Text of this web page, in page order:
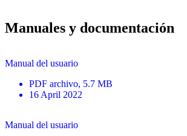
Manuales y documentación
Manual del usuario
PDF archivo, 5.7 MB
16 April 2022
Manual del usuario